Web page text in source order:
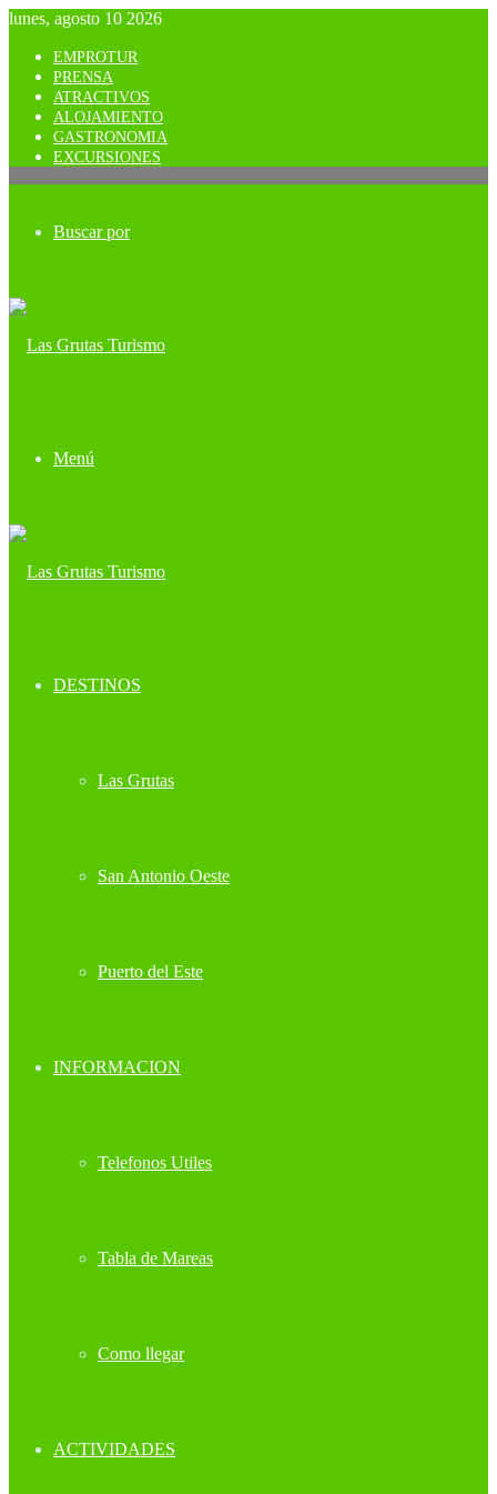
lunes, agosto 10 2026
EMPROTUR
PRENSA
ATRACTIVOS
ALOJAMIENTO
GASTRONOMIA
EXCURSIONES
Buscar por
Menú
DESTINOS
Las Grutas
San Antonio Oeste
Puerto del Este
INFORMACION
Telefonos Utiles
Tabla de Mareas
Como llegar
ACTIVIDADES